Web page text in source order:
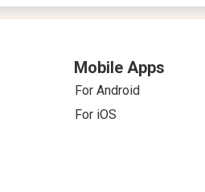
Mobile Apps
For Android
For iOS